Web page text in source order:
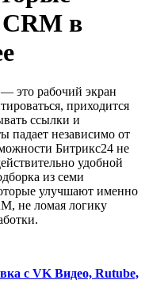
в
это рабочий экран
приходится
ссылки и
падает независимо от
Битрикс24 не
удобной
из семи
улучшают именно
не ломая логику
с VK Видео, Rutube,